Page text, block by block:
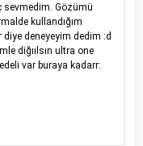
sevmedim. Gözümü
kullandığım
deneyeyim dedim :d
diğıılsın ultra one
var buraya kadarr: